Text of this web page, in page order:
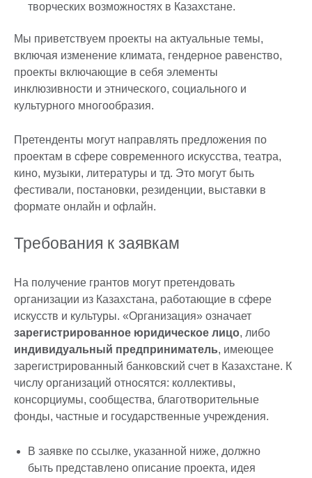
творческих возможностях в Казахстане.
Мы приветствуем проекты на актуальные темы,
включая изменение климата, гендерное равенство,
проекты включающие в себя элементы
инклюзивности и этнического, социального и
культурного многообразия.
Претенденты могут направлять предложения по
проектам в сфере современного искусства, театра,
кино, музыки, литературы и тд. Это могут быть
фестивали, постановки, резиденции, выставки в
формате онлайн и офлайн.
Требования к заявкам
На получение грантов могут претендовать
организации из Казахстана, работающие в сфере
искусств и культуры. «Организация» означает
зарегистрированное юридическое лицо, либо
индивидуальный предприниматель, имеющее
зарегистрированный банковский счет в Казахстане. К
числу организаций относятся: коллективы,
консорциумы, сообщества, благотворительные
фонды, частные и государственные учреждения.
В заявке по ссылке, указанной ниже, должно
быть представлено описание проекта, идея